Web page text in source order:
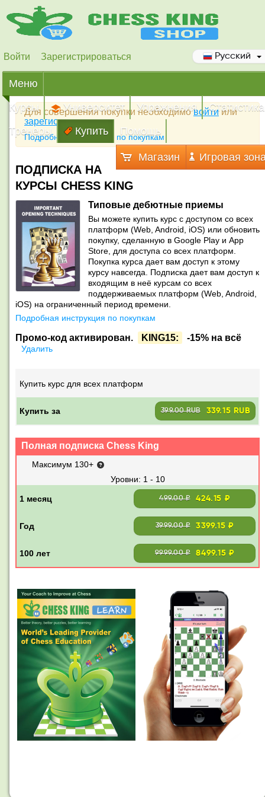
Войти Зарегистрироваться Русский
Меню
Курсы
Университет Упражнения
Статистика
Тренеры
Купить Помощь
Магазин Игровая
Для совершения покупки необходимовойтиили
зарегистрироваться
Подробная инструкция по покупкам
ПОДПИСКА НА
КУРСЫ CHESS KING
Типовые дебютные приемы
Вы можете купить курс с доступом со всех
платформ (Web, Android, iOS) или обновить
покупку, сделанную в Google Play и App
Store, для доступа со всех платформ.
Покупка курса дает вам доступ к этому
курсу навсегда. Подписка дает вам доступ к
входящим в неё курсам со всех
поддерживаемых платформ (Web, Android,
iOS) на ограниченный период времени.
Подробная инструкция по покупкам
Промо-код активирован. KING15: -15% на всё
Удалить
Купить курс для всех платформ
Купить за 399.00 RUB 339.15 RUB
Полная подписка Chess King
Максимум 130+
1 - 10
499.00 ₽ 424.15 ₽
3999.00 ₽ 3399.15 ₽
9999.00 ₽ 8499.15 ₽